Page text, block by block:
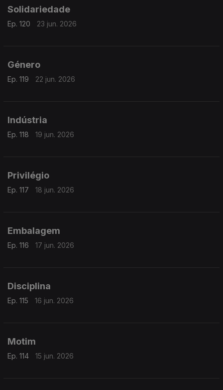
Solidariedade
Ep. 120 23 jun. 2026
Género
Ep. 119 22 jun. 2026
Indústria
Ep. 118 19 jun. 2026
Privilégio
Ep. 117 18 jun. 2026
Embalagem
Ep. 116 17 jun. 2026
Disciplina
Ep. 115 16 jun. 2026
Motim
Ep. 114 15 jun. 2026